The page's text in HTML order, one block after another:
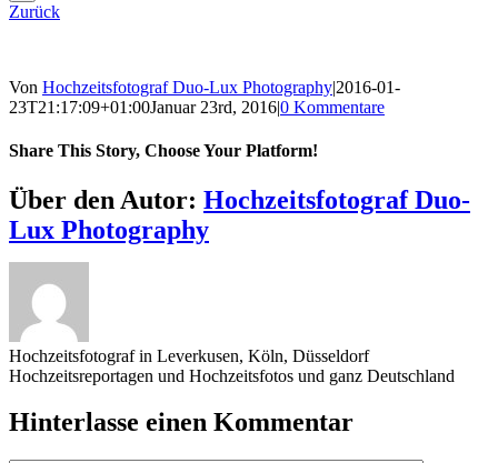
Zurück
Von Hochzeitsfotograf Duo-Lux Photography|2016-01-
23T21:17:09+01:00Januar 23rd, 2016|0 Kommentare
Share This Story, Choose Your Platform!
Sharing_facebook
Sharing_twitter
Sharing_reddit
Über den Autor: Hochzeitsfotograf Duo-
Lux Photography
Hochzeitsfotograf in Leverkusen, Köln, Düsseldorf
Hochzeitsreportagen und Hochzeitsfotos und ganz Deutschland
Hinterlasse einen Kommentar